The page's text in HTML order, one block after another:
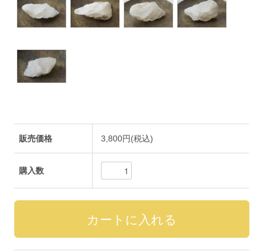
販売価格 3,800円(税込)
購入数